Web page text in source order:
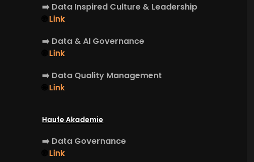
➡️ Data Inspired Culture & Leadership
Link
➡️ Data & AI Governance
Link
➡️ Data Quality Management
Link
Haufe Akademie
➡️ Data Governance
Link